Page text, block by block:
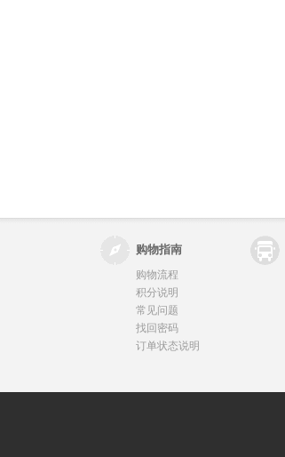
购物指南
购物流程
积分说明
常见问题
找回密码
订单状态说明